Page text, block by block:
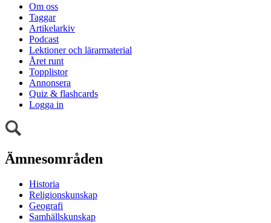
Om oss
Taggar
Artikelarkiv
Podcast
Lektioner och lärarmaterial
Året runt
Topplistor
Annonsera
Quiz & flashcards
Logga in
Ämnesområden
Historia
Religionskunskap
Geografi
Samhällskunskap